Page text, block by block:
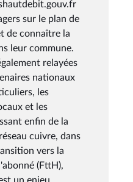
sur le plan de
de connaître la
leur commune.
relayées
nationaux
les
et les
enfin de la
cuivre, dans
vers la
(FttH),
un enjeu